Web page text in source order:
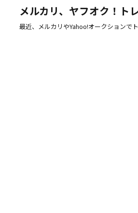
メルカリ、ヤフオク！ト
最近、メルカリやYahoo!オークション